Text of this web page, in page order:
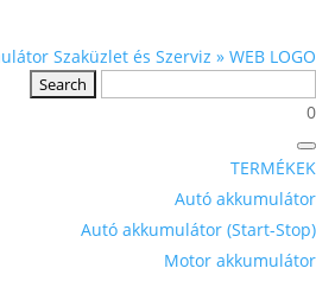
0
TERMÉKEK
Autó akkumulátor
Autó akkumulátor (Start-Stop)
Motor akkumulátor